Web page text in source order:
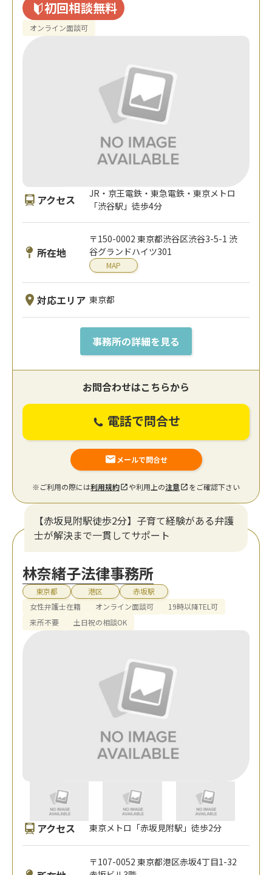
初回相談無料
オンライン面談可
アクセス
JR・京王電鉄・東急電鉄・東京メトロ
「渋谷駅」徒歩4分
所在地
〒150-0002 東京都渋谷区渋谷3-5-1 渋
谷グランドハイツ301
MAP
対応エリア 東京都
事務所の詳細を見る
お問合わせはこちらから
電話で問合せ
メールで問合せ
※ご利用の際には利用規約 や利用上の注意 をご確認下さい
【赤坂見附駅徒歩2分】子育て経験がある弁護
士が解決まで一貫してサポート
林奈緒子法律事務所
東京都 港区
赤坂駅
女性弁護士在籍
オンライン面談可
19時以降TEL可
来所不要
土日祝の相談OK
アクセス 東京メトロ「赤坂見附駅」徒歩2分
〒107-0052 東京都港区赤坂4丁目1-32